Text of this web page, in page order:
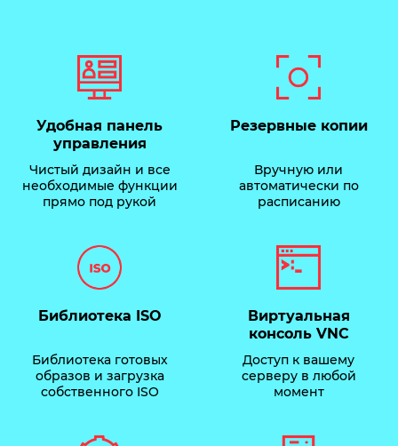
Удобная панель
управления
Чистый дизайн и все
необходимые функции
прямо под рукой
Резервные копии
Вручную или
автоматически по
расписанию
Библиотека ISO
Библиотека готовых
образов и загрузка
собственного ISO
Виртуальная
консоль VNC
Доступ к вашему
серверу в любой
момент